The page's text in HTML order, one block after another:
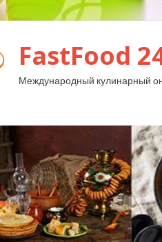
FastFood
Международный кулинарный